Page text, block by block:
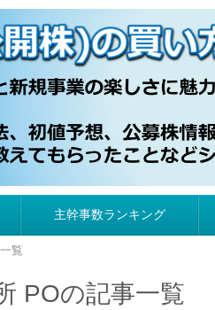
の買い方
主幹事数ランキング
覧
POの記事一覧